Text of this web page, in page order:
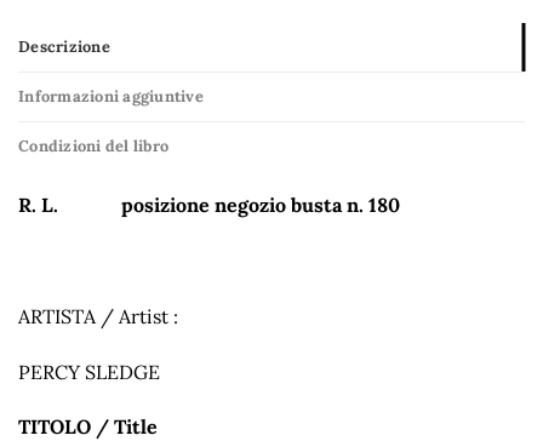
Descrizione
Informazioni aggiuntive
Condizioni del libro
R. L. posizione negozio busta n. 180
ARTISTA / Artist :
PERCY SLEDGE
TITOLO / Title